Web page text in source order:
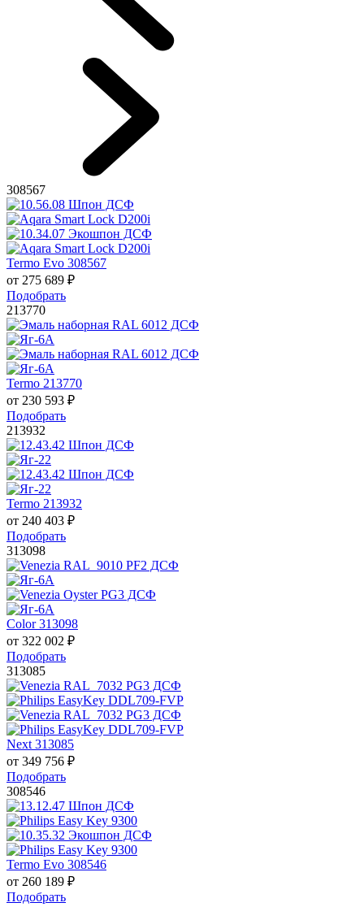
308567
Termo Evo 308567
от 275 689 ₽
Подобрать
213770
Termo 213770
от 230 593 ₽
Подобрать
213932
Termo 213932
от 240 403 ₽
Подобрать
313098
Color 313098
от 322 002 ₽
Подобрать
313085
Next 313085
от 349 756 ₽
Подобрать
308546
Termo Evo 308546
от 260 189 ₽
Подобрать